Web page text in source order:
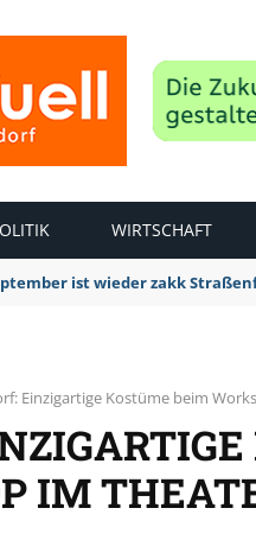
WIRTSCHAFT
ist wieder zakk
Einzigartige Kostüme beim
IM